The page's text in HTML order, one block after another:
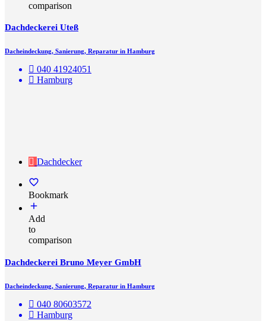
comparison
Dachdeckerei Uteß
Dacheindeckung, Sanierung, Reparatur in Hamburg
040 41924051
Hamburg
Dachdecker
Bookmark
Add
to
comparison
Dachdeckerei Bruno Meyer GmbH
Dacheindeckung, Sanierung, Reparatur in Hamburg
040 80603572
Hamburg